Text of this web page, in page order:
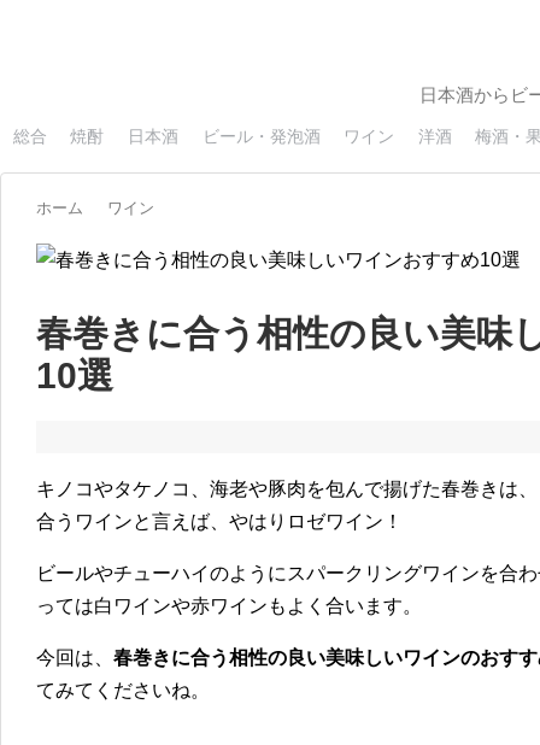
日本酒からビ
総合 焼酎 日本酒 ビール・発泡酒 ワイン 洋酒 梅酒・
ホーム ワイン
春巻きに合う相性の良い美味
10選
キノコやタケノコ、海老や豚肉を包んで揚げた春巻きは
合うワインと言えば、やはりロゼワイン！
ビールやチューハイのようにスパークリングワインを合
っては白ワインや赤ワインもよく合います。
今回は、 春巻きに合う相性の良い美味しいワインのおす
てみてくださいね。